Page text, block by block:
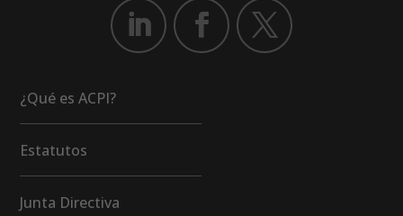
¿Qué es ACPI?
Estatutos
Junta Directiva